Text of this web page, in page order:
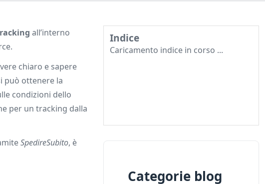
all’interno
chiaro e sapere
può ottenere la
condizioni dello
per un tracking dalla
SpedireSubito, è
Indice
Caricamento indice in corso ...
Categorie blog